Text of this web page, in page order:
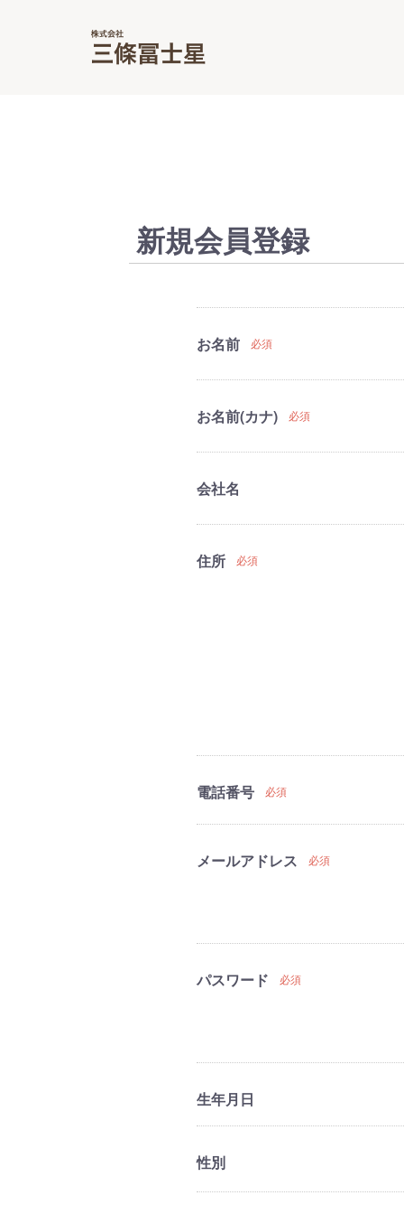
新規会員登録
お名前 必須
お名前(カナ) 必須
会社名
住所 必須
電話番号 必須
メールアドレス 必須
パスワード 必須
生年月日
性別